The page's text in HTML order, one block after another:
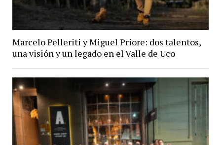
Marcelo Pelleriti y Miguel Priore: dos talentos,
una visión y un legado en el Valle de Uco